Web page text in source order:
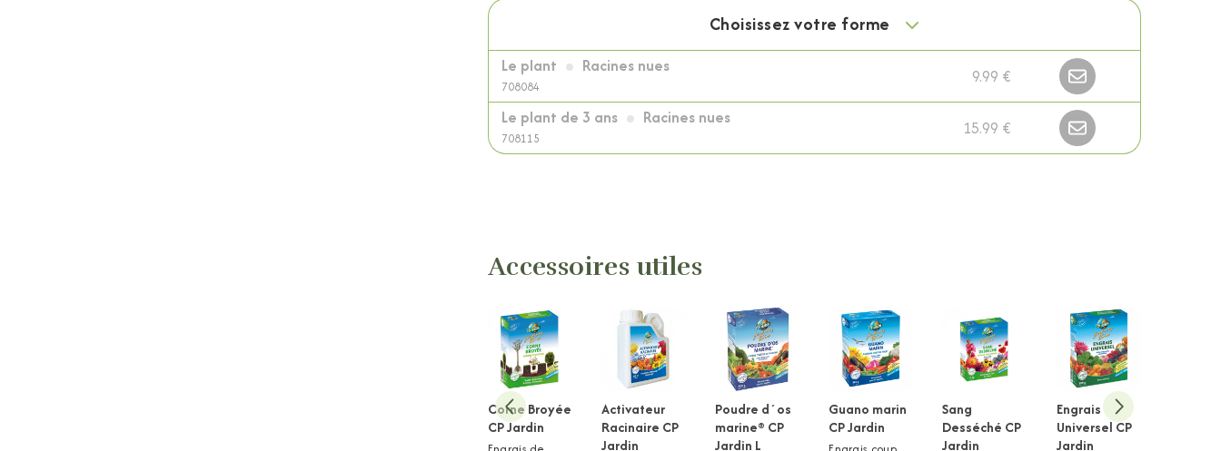
Choisissez votre forme
Le plant Racines nues
708084
9.99 €
Le plant de 3 ans
Racines nues
708115 15.99 €
Accessoires utiles
Corne Broyée
CP Jardin
Activateur
Racinaire CP
Jardin
Poudre d´os
marine® CP
Jardin L
Guano marin
CP Jardin
Sang
Desséché CP
Jardin
Engrais
Universel CP
Jardin